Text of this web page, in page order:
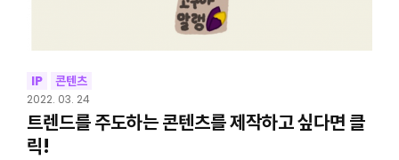
IP 콘텐츠
2022. 03. 24
트렌드를 주도하는 콘텐츠를 제작하고 싶다면 클
릭!